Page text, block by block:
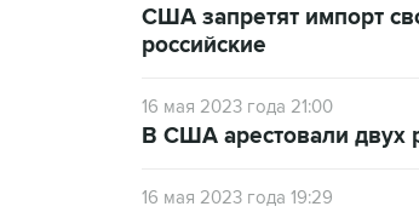
США запретят импорт
российские
16 мая 2023 года 21:00
В США арестовали двух
16 мая 2023 года 19:29